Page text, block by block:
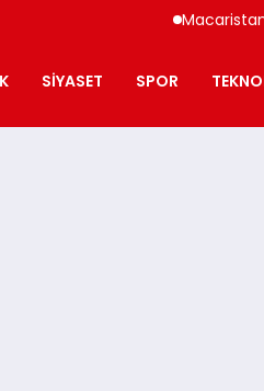
Macaristan
SIYASET SPOR